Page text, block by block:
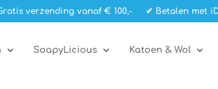
verzending vanaf € 100,- ✔ Betalen met
SoapyLicious Katoen & Wol